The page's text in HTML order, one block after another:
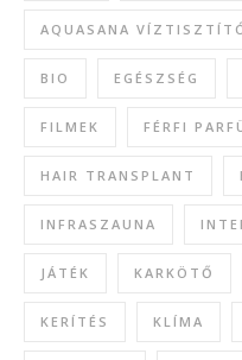
AQUASANA
BIO EGÉSZSÉG
FILMEK FÉRFI
HAIR TRANSPLANT
INFRASZAUNA
JÁTÉK KARKÖTŐ
KERÍTÉS KLÍMA